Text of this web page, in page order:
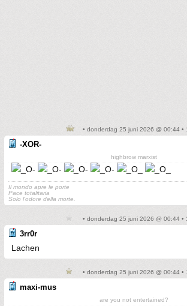
• donderdag 25 juni 2026 @ 00:44 •
-XOR-
highbrow marxist
Il mondo apre le porte
Pace totalitaria
Solo l'odore della morte.
• donderdag 25 juni 2026 @ 00:44 •
3rr0r
Lachen
• donderdag 25 juni 2026 @ 00:44 •
maxi-mus
are you not entertained?